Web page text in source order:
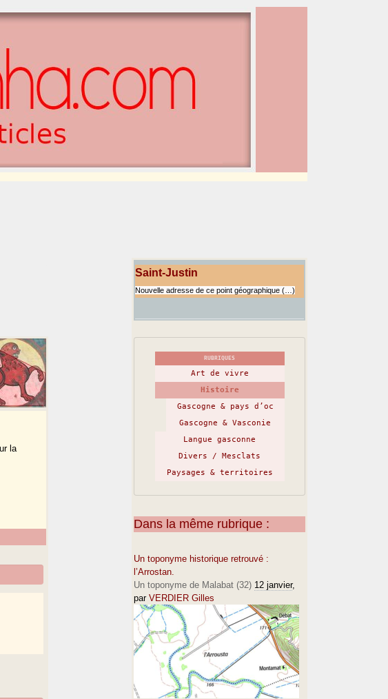
la
Saint-Justin
Nouvelle adresse de ce point géographique (…)
RUBRIQUES
Art de vivre
Histoire
Gascogne & pays d’oc
Gascogne & Vasconie
Langue gasconne
Divers / Mesclats
Paysages & territoires
Dans la même rubrique :
Un toponyme historique retrouvé :
l’Arrostan.
Un toponyme de Malabat (32) 12 janvier,
par VERDIER Gilles